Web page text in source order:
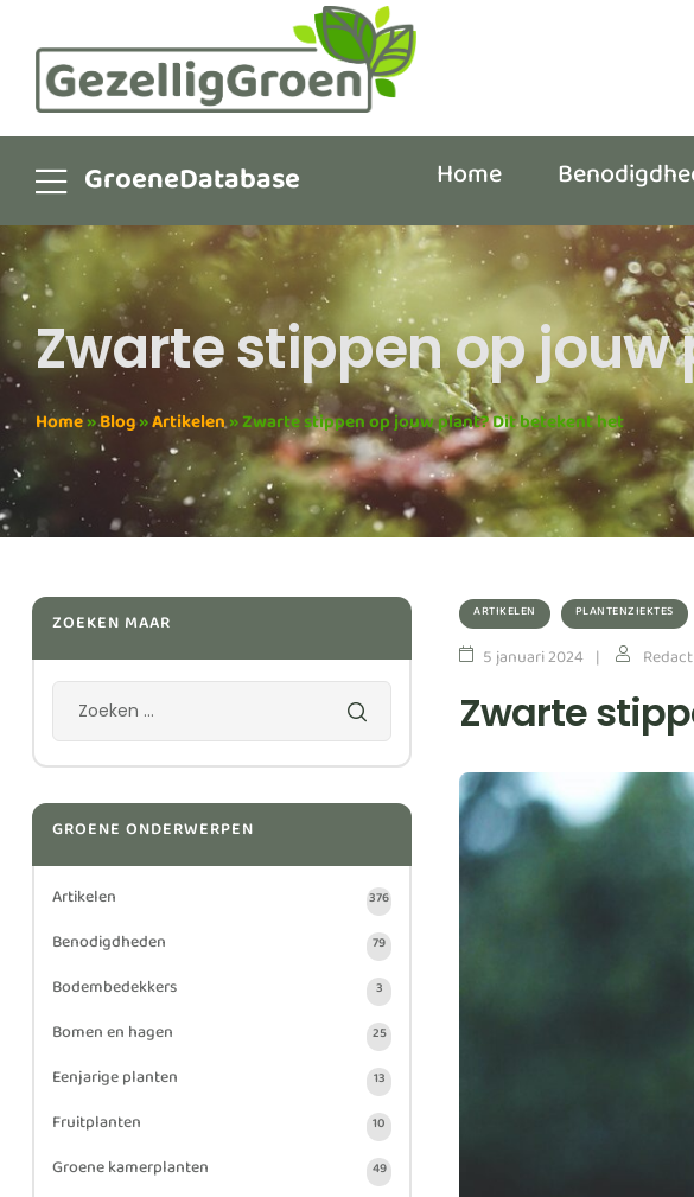
GroeneDatabase Home
Zwarte stippen op
Home»Blog»Artikelen»Zwarte stippen op jouw plant? Dit betekent het
ARTIKELEN PLANTENZIEKTES
5 januari 2024
Zwarte
ZOEKEN MAAR
GROENE ONDERWERPEN
Artikelen
376
Benodigdheden 79
Bodembedekkers 3
Bomen en hagen 25
Eenjarige planten 13
Fruitplanten 10
Groene kamerplanten 49